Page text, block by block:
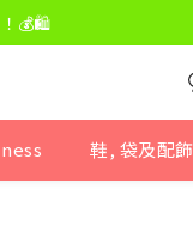
！💰🛍️
！💰🛍️
！💰🛍️
鞋, 袋及配飾